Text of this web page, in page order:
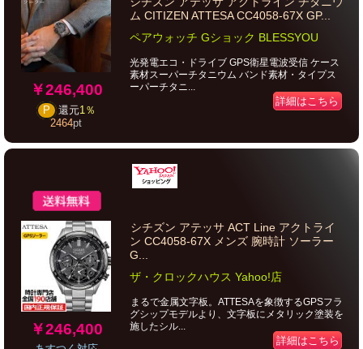
￥246,400
P 還元1％
2464pt
ム CITIZEN ATTESA CC4058-67X GP...
ペアウォッチ Gショック BLESSYOU
光発電エコ・ドライブ GPS衛星電波受信 ケース
素材スーパーチタニウム バンド素材・タイプス
ーパーチタニ...
詳細はこちら
￥246,400
シチズン アテッサ ACT Line アクトライ
ン CC4058-67X メンズ 腕時計 ソーラー
G...
ザ・クロックハウス Yahoo!店
まるで金属文字板。ATTESAを象徴するGPSフラ
グシップモデルより、文字板にメタリック塗装を
施したシル...
詳細はこちら